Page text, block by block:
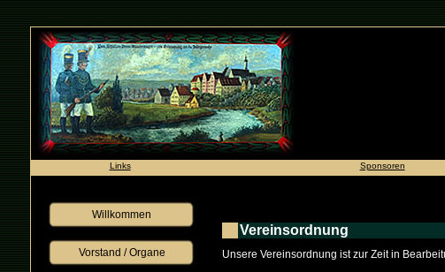
Links Sponsoren
Willkommen
Vorstand / Organe
Vereinsordnung
Unsere Vereinsordnung ist zur Zeit in